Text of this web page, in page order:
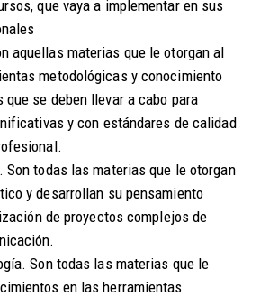
que vaya a implementar en sus
aquellas materias que le otorgan al
metodológicas y conocimiento
que se deben llevar a cabo para
y con estándares de calidad
Son todas las materias que le otorgan
y desarrollan su pensamiento
de proyectos complejos de
Son todas las materias que le
en las herramientas